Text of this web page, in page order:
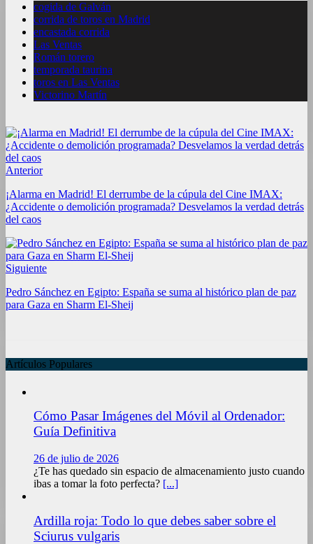
cogida de Galván
corrida de toros en Madrid
encastada corrida
Las Ventas
Román torero
temporada taurina
toros en Las Ventas
Victorino Martín
Anterior
¡Alarma en Madrid! El derrumbe de la cúpula del Cine IMAX:
¿Accidente o demolición programada? Desvelamos la verdad detrás
del caos
Siguiente
Pedro Sánchez en Egipto: España se suma al histórico plan de paz
para Gaza en Sharm El-Sheij
Artículos Populares
Cómo Pasar Imágenes del Móvil al Ordenador:
Guía Definitiva
26 de julio de 2026
¿Te has quedado sin espacio de almacenamiento justo cuando
ibas a tomar la foto perfecta? [...]
Ardilla roja: Todo lo que debes saber sobre el
Sciurus vulgaris